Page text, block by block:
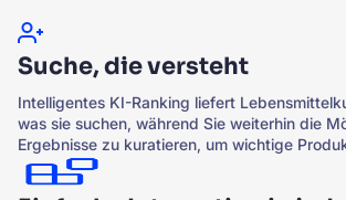
Suche, die versteht
Intelligentes KI-Ranking liefert
was sie suchen, während Sie weiterhin die
Ergebnisse zu kuratieren, um wichtige